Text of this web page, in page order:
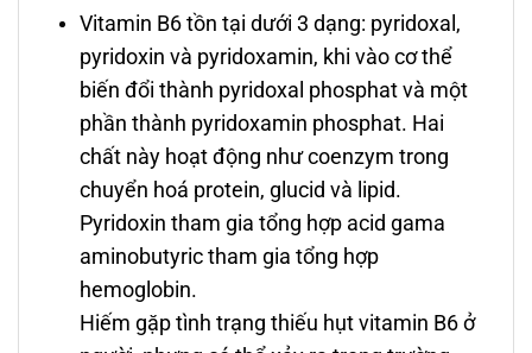
Vitamin B6 tồn tại dưới 3 dạng: pyridoxal,
pyridoxin và pyridoxamin, khi vào cơ thể
biến đổi thành pyridoxal phosphat và một
phần thành pyridoxamin phosphat. Hai
chất này hoạt động như coenzym trong
chuyển hoá protein, glucid và lipid.
Pyridoxin tham gia tổng hợp acid gama
aminobutyric tham gia tổng hợp
hemoglobin.
Hiếm gặp tình trạng thiếu hụt vitamin B6 ở